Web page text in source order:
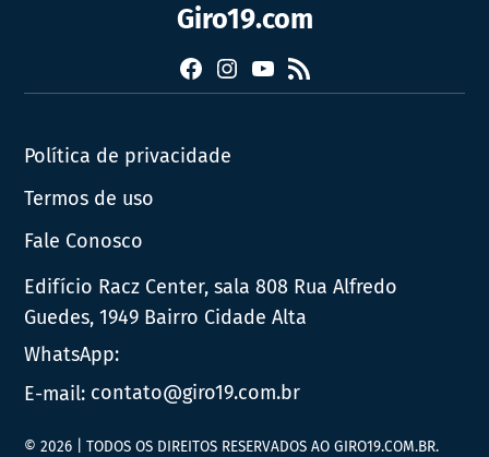
Giro19.com
FacebookInstagram
YouTube
RSS
Política de privacidade
Termos de uso
Fale Conosco
Edifício Racz Center, sala 808 Rua Alfredo
Guedes, 1949 Bairro Cidade Alta
WhatsApp:
E-mail: contato@giro19.com.br
© 2026 | TODOS OS DIREITOS RESERVADOS AO GIRO19.COM.BR.